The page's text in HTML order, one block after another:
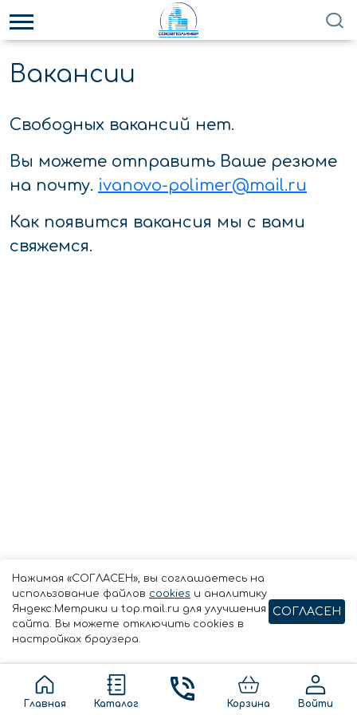
Вакансии
Свободных вакансий нет.
Вы можете отправить Ваше резюме
на почту. ivanovo-polimer@mail.ru
Как появится вакансия мы с вами
свяжемся.
Нажимая «СОГЛАСЕН», вы соглашаетесь на
использование файлов cookies и аналитику
Яндекс.Метрики и top.mail.ru для улучшения
сайта. Вы можете отключить cookies в
настройках браузера.
СОГЛАСЕН
Главная Каталог Корзина Войти